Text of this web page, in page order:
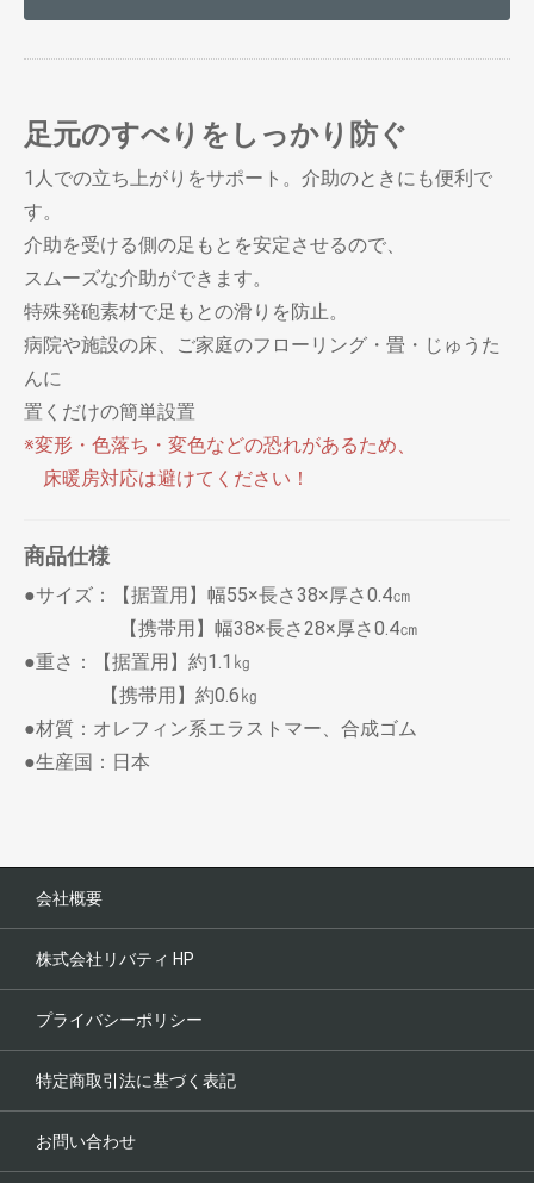
足元のすべりをしっかり防ぐ
1人での立ち上がりをサポート。介助のときにも便利で
す。
介助を受ける側の足もとを安定させるので、
スムーズな介助ができます。
特殊発砲素材で足もとの滑りを防止。
病院や施設の床、ご家庭のフローリング・畳・じゅうた
んに
置くだけの簡単設置
※変形・色落ち・変色などの恐れがあるため、
床暖房対応は避けてください！
商品仕様
●サイズ：【据置用】幅55×長さ38×厚さ0.4㎝
【携帯用】幅38×長さ28×厚さ0.4㎝
●重さ：【据置用】約1.1㎏
【携帯用】約0.6㎏
●材質：オレフィン系エラストマー、合成ゴム
●生産国：日本
会社概要
株式会社リバティ HP
プライバシーポリシー
特定商取引法に基づく表記
お問い合わせ